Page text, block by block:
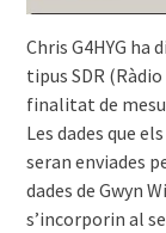
Chris G4HYG
tipus SDR
finalitat de
Les dades que
seran enviades
dades de Gwyn
s’incorporin al